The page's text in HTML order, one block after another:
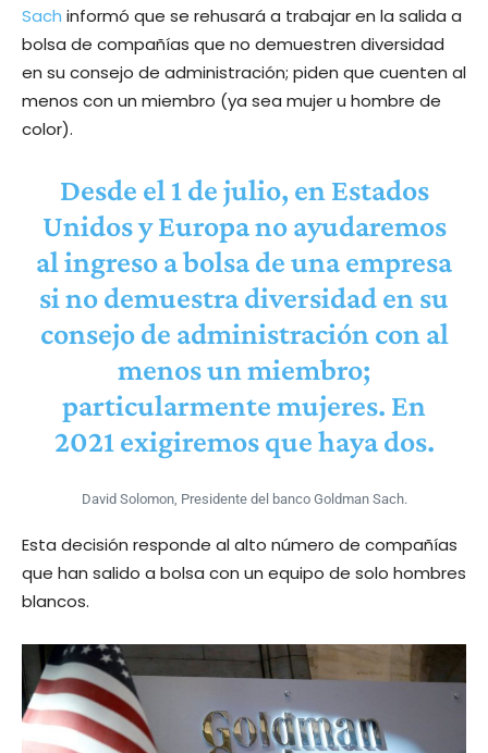
Sach informó que se rehusará a trabajar en la salida a
bolsa de compañías que no demuestren diversidad
en su consejo de administración; piden que cuenten al
menos con un miembro (ya sea mujer u hombre de
color).
Desde el 1 de julio, en Estados
Unidos y Europa no ayudaremos
al ingreso a bolsa de una empresa
si no demuestra diversidad en su
consejo de administración con al
menos un miembro;
particularmente mujeres. En
2021 exigiremos que haya dos.
David Solomon, Presidente del banco Goldman Sach.
Esta decisión responde al alto número de compañías
que han salido a bolsa con un equipo de solo hombres
blancos.